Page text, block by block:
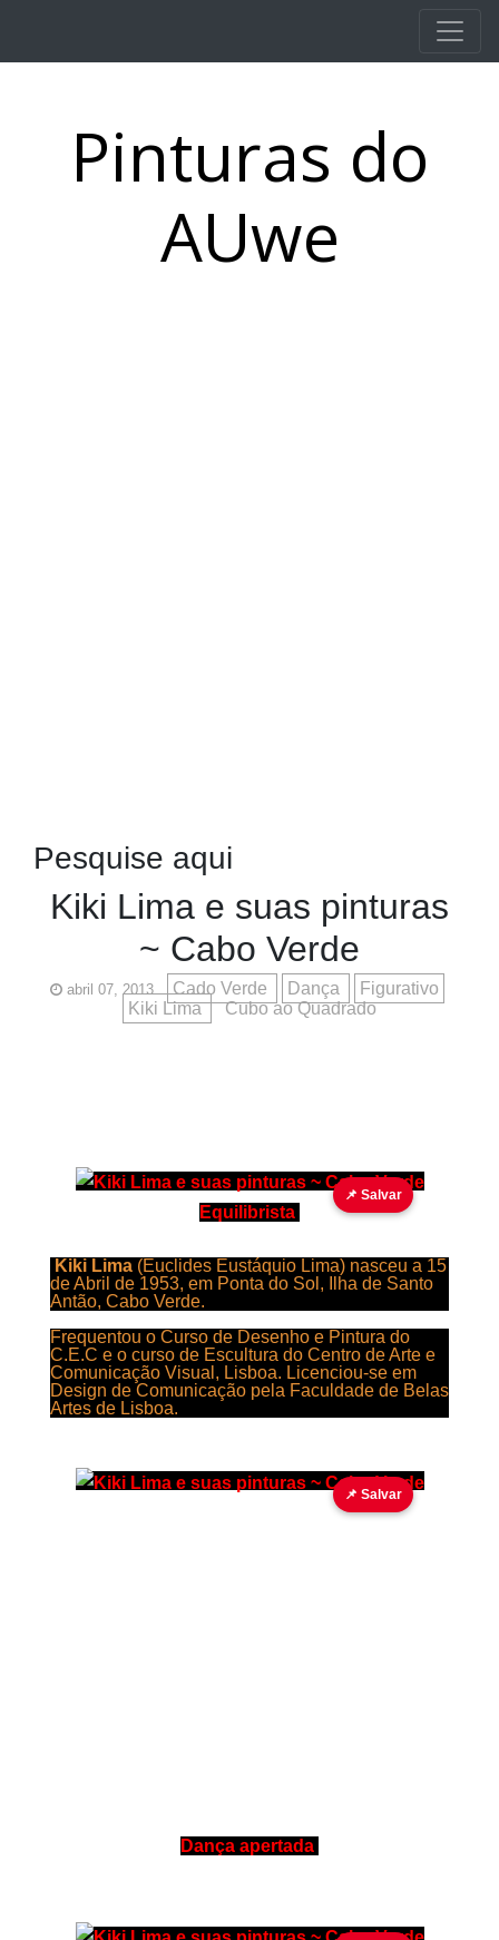
Pinturas do
AUwe
Pesquise aqui
Kiki Lima e suas pinturas
~ Cabo Verde
abril 07, 2013 Cado Verde Dança
Figurativo
Kiki Lima
Cubo ao Quadrado
📌 Salvar
Equilibrista
Kiki Lima (Euclides Eustáquio Lima) nasceu a 15
de Abril de 1953, em Ponta do Sol, Ilha de Santo
Antão, Cabo Verde.
Frequentou o Curso de Desenho e Pintura do
C.E.C e o curso de Escultura do Centro de Arte e
Comunicação Visual, Lisboa. Licenciou-se em
Design de Comunicação pela Faculdade de Belas
Artes de Lisboa.
📌 Salvar
Dança apertada